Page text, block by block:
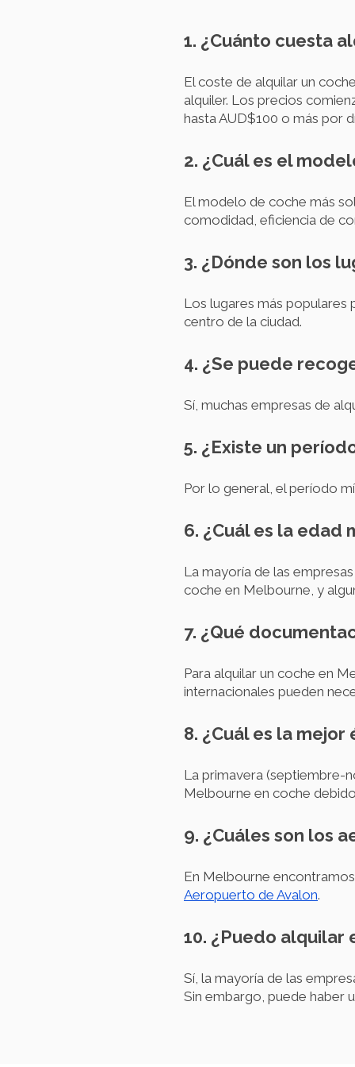
1. ¿Cuánto cuesta
El coste de alquilar un
alquiler. Los precios
hasta AUD$100 o más por
2. ¿Cuál es el
El modelo de coche más
comodidad, eficiencia de
3. ¿Dónde son los
Los lugares más populares
centro de la ciudad.
4. ¿Se puede
Sí, muchas empresas de
5. ¿Existe un
Por lo general, el período
6. ¿Cuál es la edad
La mayoría de las
coche en Melbourne, y
7. ¿Qué
Para alquilar un coche en
internacionales pueden
8. ¿Cuál es la
La primavera (septiembre-
Melbourne en coche
9. ¿Cuáles son los
En Melbourne
Aeropuerto de Avalon.
10. ¿Puedo
Sí, la mayoría de las
Sin embargo, puede haber